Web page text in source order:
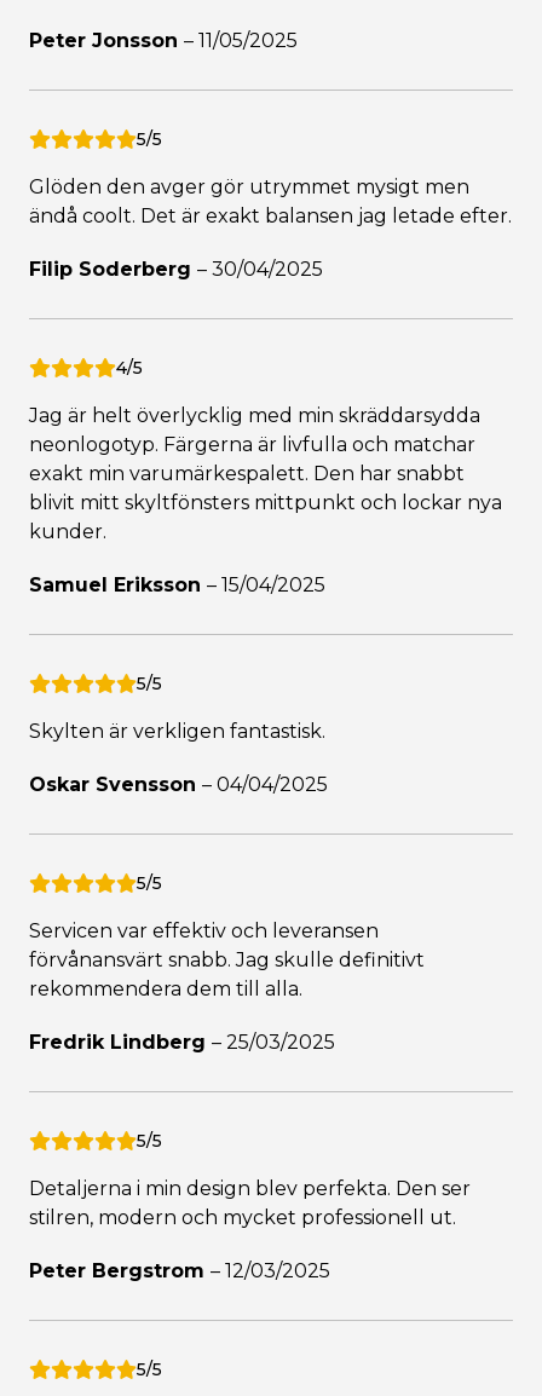
Peter Jonsson – 11/05/2025
5/5
Glöden den avger gör utrymmet mysigt men
ändå coolt. Det är exakt balansen jag letade efter.
Filip Soderberg – 30/04/2025
4/5
Jag är helt överlycklig med min skräddarsydda
neonlogotyp. Färgerna är livfulla och matchar
exakt min varumärkespalett. Den har snabbt
blivit mitt skyltfönsters mittpunkt och lockar nya
kunder.
Samuel Eriksson – 15/04/2025
5/5
Skylten är verkligen fantastisk.
Oskar Svensson – 04/04/2025
5/5
Servicen var effektiv och leveransen
förvånansvärt snabb. Jag skulle definitivt
rekommendera dem till alla.
Fredrik Lindberg – 25/03/2025
5/5
Detaljerna i min design blev perfekta. Den ser
stilren, modern och mycket professionell ut.
Peter Bergstrom – 12/03/2025
5/5